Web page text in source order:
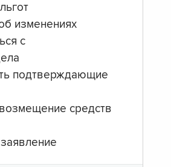
изменениях
с
подтверждающие
средств